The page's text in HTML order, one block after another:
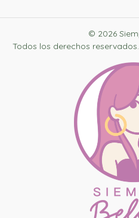
© 2026
Todos los derechos reservados.